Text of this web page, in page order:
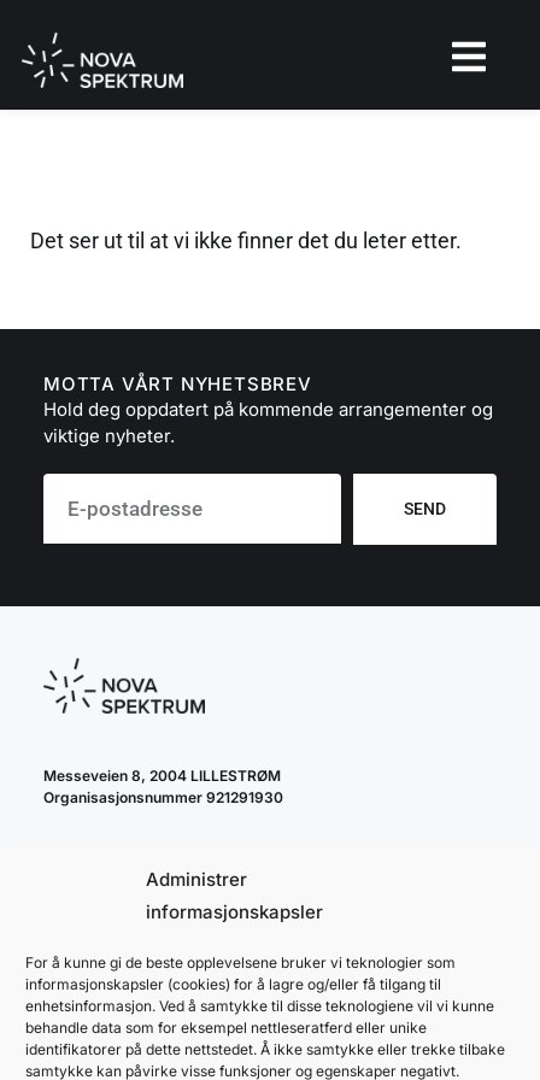
Administrer
informasjonskapsler
For å kunne gi de beste opplevelsene bruker vi teknologier som
informasjonskapsler (cookies) for å lagre og/eller få tilgang til
enhetsinformasjon. Ved å samtykke til disse teknologiene vil vi kunne
behandle data som for eksempel nettleseratferd eller unike
identifikatorer på dette nettstedet. Å ikke samtykke eller trekke tilbake
samtykke kan påvirke visse funksjoner og egenskaper negativt.
Det ser ut til at vi ikke finner det du leter etter.
MOTTA VÅRT NYHETSBREV
Hold deg oppdatert på kommende arrangementer og
viktige nyheter.
SEND
Messeveien 8, 2004 LILLESTRØM
Organisasjonsnummer 921291930
cookie policy
personvernerklæring